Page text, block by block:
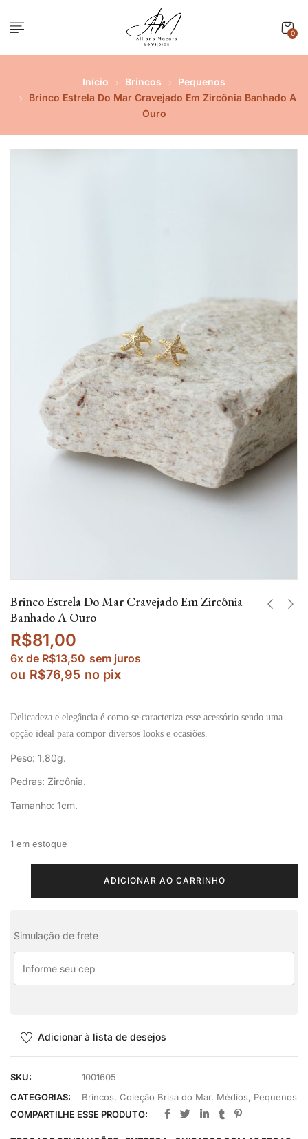
0
Início Brincos
Pequenos
Brinco Estrela Do Mar Cravejado Em Zircônia Banhado A
Ouro
Brinco Estrela Do Mar Cravejado Em Zircônia
Banhado A Ouro
R$81,00
6x de R$13,50 sem juros
ou R$76,95 no pix
Delicadeza e elegância é como se caracteriza esse acessório sendo uma
opção ideal para compor diversos looks e ocasiões.
Peso: 1,80g.
Pedras: Zircônia.
Tamanho: 1cm.
1 em estoque
ADICIONAR AO CARRINHO
Simulação de frete
Adicionar à lista de desejos
SKU:
1001605
CATEGORIAS:
Brincos, Coleção Brisa do Mar, Médios, Pequenos
COMPARTILHE ESSE PRODUTO: